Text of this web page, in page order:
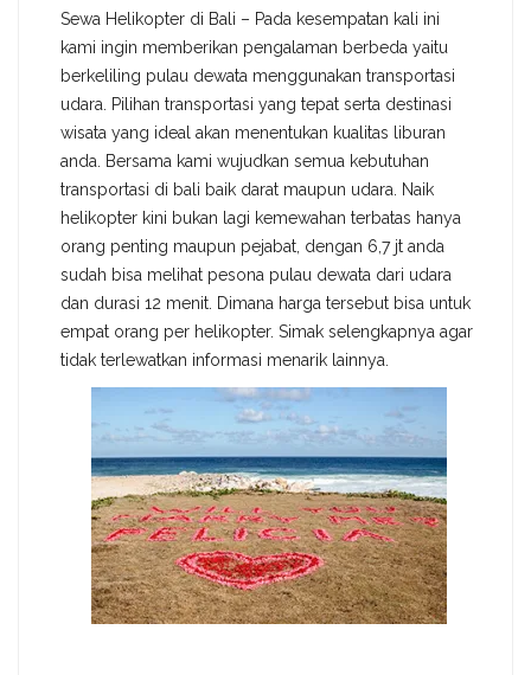
Sewa Helikopter di Bali – Pada kesempatan kali ini
kami ingin memberikan pengalaman berbeda yaitu
berkeliling pulau dewata menggunakan transportasi
udara. Pilihan transportasi yang tepat serta destinasi
wisata yang ideal akan menentukan kualitas liburan
anda. Bersama kami wujudkan semua kebutuhan
transportasi di bali baik darat maupun udara. Naik
helikopter kini bukan lagi kemewahan terbatas hanya
orang penting maupun pejabat, dengan 6,7 jt anda
sudah bisa melihat pesona pulau dewata dari udara
dan durasi 12 menit. Dimana harga tersebut bisa untuk
empat orang per helikopter. Simak selengkapnya agar
tidak terlewatkan informasi menarik lainnya.